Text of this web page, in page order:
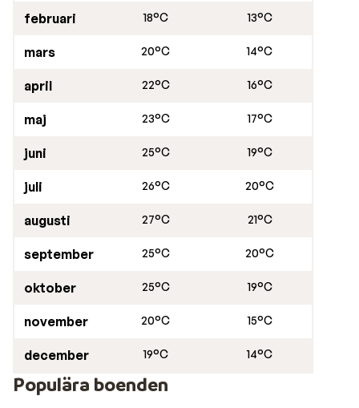
allt i en avslappnad och inbjudande miljö.
februari 18°C 13°C
mars 20°C 14°C
april 22°C 16°C
maj 23°C 17°C
juni 25°C 19°C
juli 26°C 20°C
augusti 27°C 21°C
september 25°C 20°C
oktober 25°C 19°C
november 20°C 15°C
december 19°C 14°C
Populära boenden